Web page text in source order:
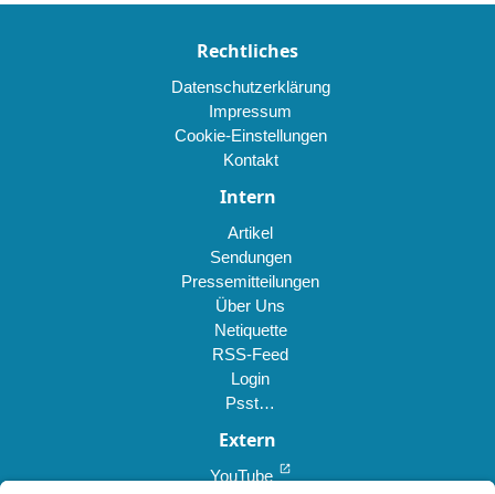
Rechtliches
Datenschutzerklärung
Impressum
Cookie-Einstellungen
Kontakt
Intern
Artikel
Sendungen
Pressemitteilungen
Über Uns
Netiquette
RSS-Feed
Login
Psst…
Extern
YouTube open_in_new